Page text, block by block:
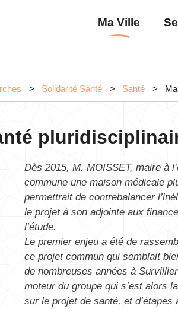
Menu
principal
Ma Ville
Solidarité Santé Santé
Dès 2015, M. MOISSET, maire à
commune une maison médicale
permettrait de contrebalancer
le projet à son adjointe aux
l’étude.
Le premier enjeu a été de
ce projet commun qui semblait
de nombreuses années à
moteur du groupe qui s’est alors
sur le projet de santé, et